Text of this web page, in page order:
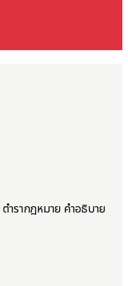
ำรากฎหมาย คำอธิบาย